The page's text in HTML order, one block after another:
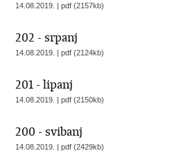
14.08.2019. | pdf (2157kb)
202 - srpanj
14.08.2019. | pdf (2124kb)
201 - lipanj
14.08.2019. | pdf (2150kb)
200 - svibanj
14.08.2019. | pdf (2429kb)